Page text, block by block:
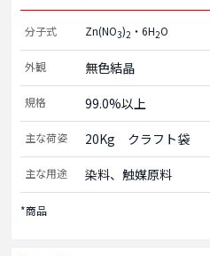
分子式 Zn(NO3)2 ・6H2O
外観 無色結晶
規格 99.0%以上
主な荷姿 20Kg　クラフト袋
主な用途 染料、触媒原料
*商品